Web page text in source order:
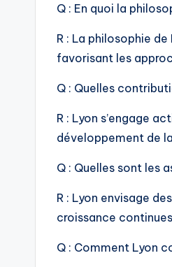
Q : En quoi la
R : La philosophie
favorisant les
Q : Quelles
R : Lyon s’engage
développement de
Q : Quelles sont les
R : Lyon envisage
croissance
Q : Comment Lyon